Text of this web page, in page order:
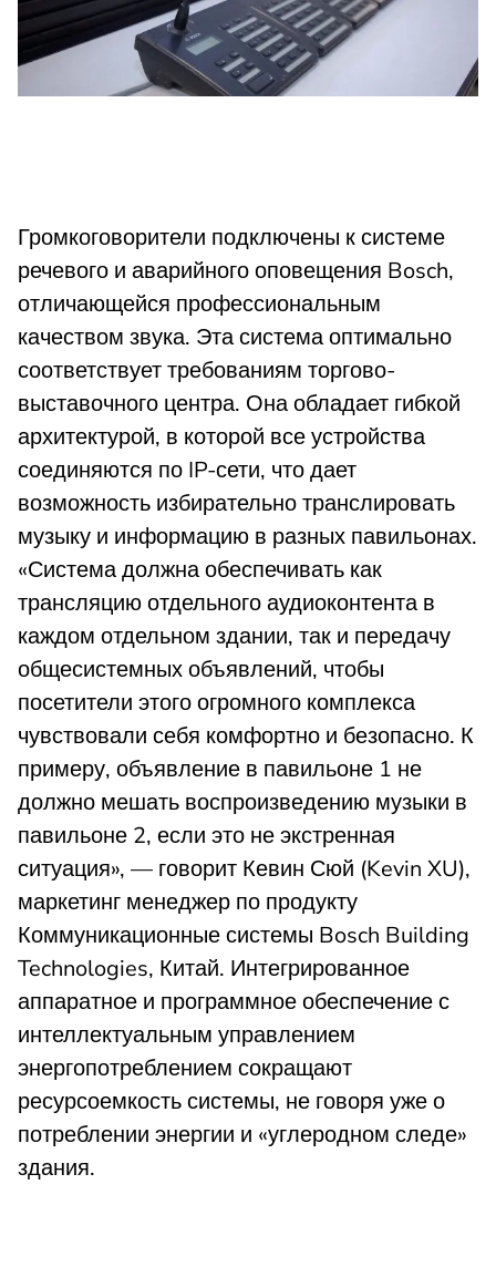
Громкоговорители подключены к системе
речевого и аварийного оповещения Bosch,
отличающейся профессиональным
качеством звука. Эта система оптимально
соответствует требованиям торгово-
выставочного центра. Она обладает гибкой
архитектурой, в которой все устройства
соединяются по IP-сети, что дает
возможность избирательно транслировать
музыку и информацию в разных павильонах.
«Система должна обеспечивать как
трансляцию отдельного аудиоконтента в
каждом отдельном здании, так и передачу
общесистемных объявлений, чтобы
посетители этого огромного комплекса
чувствовали себя комфортно и безопасно. К
примеру, объявление в павильоне 1 не
должно мешать воспроизведению музыки в
павильоне 2, если это не экстренная
ситуация», — говорит Кевин Сюй (Kevin XU),
маркетинг менеджер по продукту
Коммуникационные системы Bosch Building
Technologies, Китай. Интегрированное
аппаратное и программное обеспечение с
интеллектуальным управлением
энергопотреблением сокращают
ресурсоемкость системы, не говоря уже о
потреблении энергии и «углеродном следе»
здания.